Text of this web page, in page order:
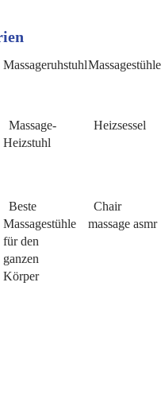
MassageruhstuhlMassagestühle
Massage-
Heizstuhl
Heizsessel
Beste
Massagestühle
für den
ganzen
Körper
Chair
massage asmr